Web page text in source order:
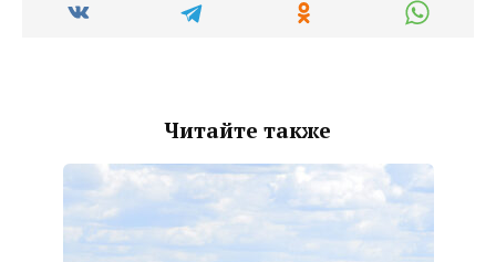
Читайте также